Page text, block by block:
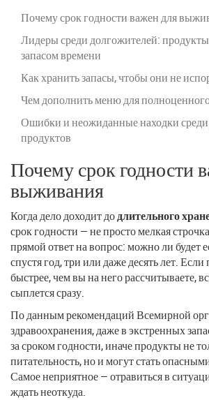
Почему срок годности важен для
Лидеры среди долгожителей:
запасом времени
Как хранить запасы, чтобы они не
Чем дополнить меню для
Ошибки и неожиданные находки
продуктов
Почему срок годности
выживания
Когда дело доходит додлительного
срок годности — не просто мелкая
прямой ответ на вопрос: можно ли будет
спустя год, три или даже десять лет.
быстрее, чем вы на него рассчитываете,
сыплется сразу.
По данным рекомендаций Всемирной
здравоохранения, даже в экстренных
за сроком годности, иначе продукты не
питательность, но и могут стать
Самое неприятное — отравиться в
ждать неоткуда.